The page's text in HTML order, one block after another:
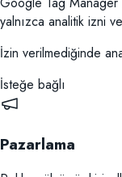
yalnızca analitik izni
İzin verilmediğinde
İsteğe bağlı
Pazarlama